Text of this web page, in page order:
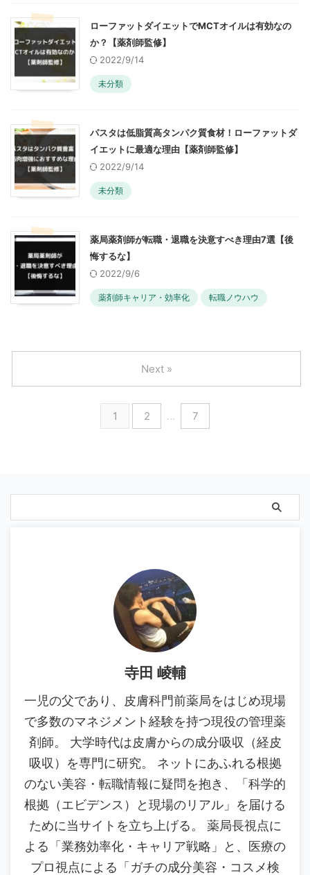
ローファットダイエットでMCTオイルは有効なの
か？【薬剤師監修】
2022/9/14
未分類
パスタは低脂質高タンパク質食材！ローファットダ
イエットに最適な理由【薬剤師監修】
2022/9/14
未分類
薬局薬剤師が転職・退職を決意すべき理由7選【後
悔するな】
2022/9/6
薬剤師キャリア・効率化 転職ノウハウ
1 2 … 7
Next »
寺田 崚輔
一児の父であり、皮膚科門前薬局をはじめ現場
で多数のマネジメント経験を持つ現役の管理薬
剤師。 大学時代は皮膚からの成分吸収（経皮
吸収）を専門に研究。 ネットにあふれる根拠
のない美容・転職情報に疑問を抱き、「科学的
根拠（エビデンス）と現場のリアル」を届ける
ために当サイトを立ち上げる。 薬局長視点に
よる「業務効率化・キャリア戦略」と、医療の
プロ視点による「ガチの成分美容・コスメ検